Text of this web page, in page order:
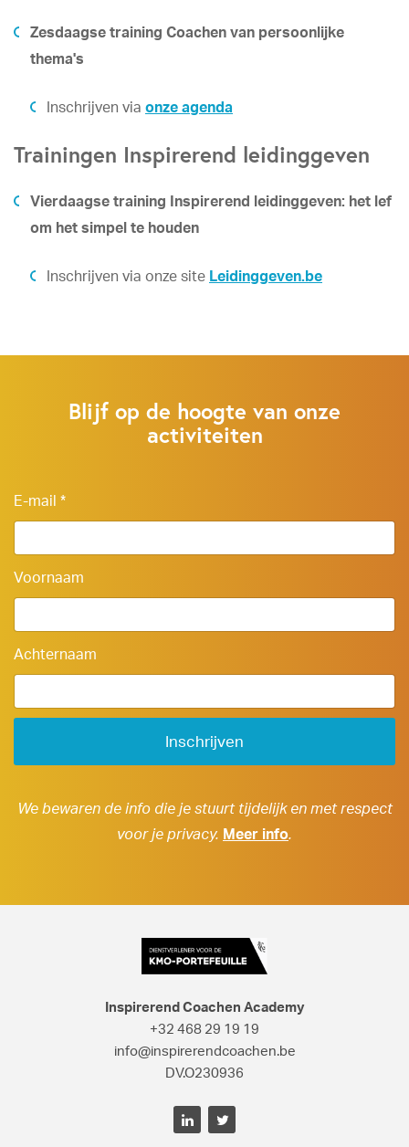
Zesdaagse training Coachen van persoonlijke
thema's
Inschrijven via onze agenda
Trainingen Inspirerend leidinggeven
Vierdaagse training Inspirerend leidinggeven: het lef
om het simpel te houden
Inschrijven via onze site Leidinggeven.be
Blijf op de hoogte van onze
activiteiten
E-mail *
Voornaam
Achternaam
We bewaren de info die je stuurt tijdelijk en met respect
voor je privacy. Meer info.
Inspirerend Coachen Academy
+32 468 29 19 19
info@inspirerendcoachen.be
DV.O230936